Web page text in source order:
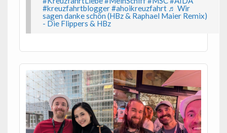
#kreuzfahrtblogger#ahoikreuzfahrt ♬ Wir
sagen danke schön (HBz & Raphael Maier Remix)
- Die Flippers & HBz